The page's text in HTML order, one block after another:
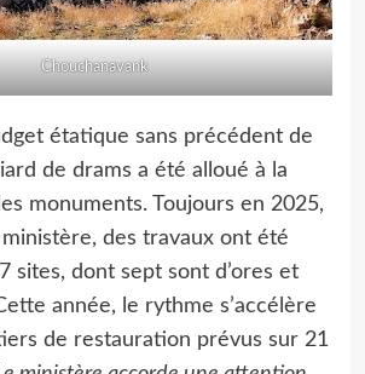
Chouchanavank
étatique sans précédent de
de drams a été alloué à la
monuments. Toujours en 2025,
des travaux ont été
sites, dont sept sont d’ores et
année, le rythme s’accélère
de restauration prévus sur 21